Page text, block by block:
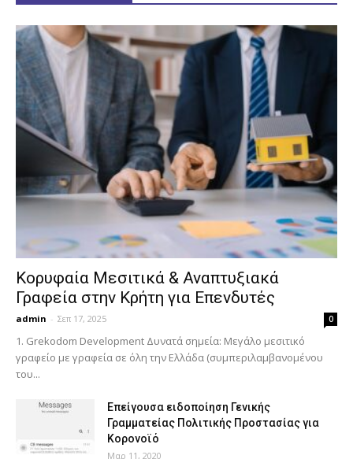
Κορυφαία Μεσιτικά & Αναπτυξιακά
Γραφεία στην Κρήτη για Επενδυτές
admin - Σεπ 17, 2025 0
1. Grekodom Development Δυνατά σημεία: Μεγάλο μεσιτικό
γραφείο με γραφεία σε όλη την Ελλάδα (συμπεριλαμβανομένου
του...
Επείγουσα ειδοποίηση Γενικής
Γραμματείας Πολιτικής Προστασίας για
Κορονοϊό
Μαρ 11, 2020